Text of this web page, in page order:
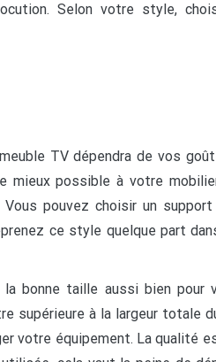
Selon votre style,
TV dépendra de vos
mieux possible à votre
pouvez choisir un
ce style quelque part
bonne taille aussi bien pour
supérieure à la largeur totale
votre équipement. La qualité